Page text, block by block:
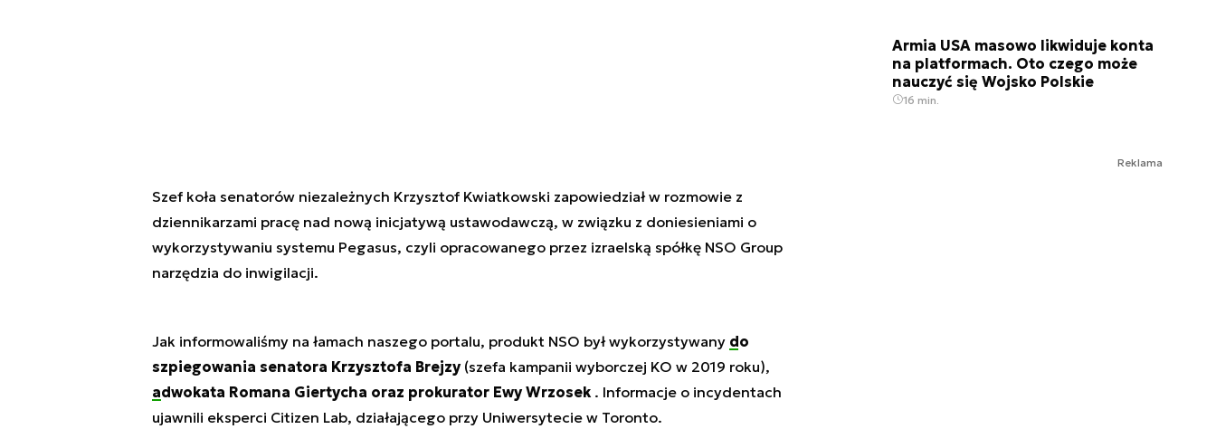
Szef koła senatorów niezależnych Krzysztof Kwiatkowski zapowiedział w rozmowie z
dziennikarzami pracę nad nową inicjatywą ustawodawczą, w związku z doniesieniami o
wykorzystywaniu systemu Pegasus, czyli opracowanego przez izraelską spółkę NSO Group
narzędzia do inwigilacji.
Jak informowaliśmy na łamach naszego portalu, produkt NSO był wykorzystywany do
szpiegowania senatora Krzysztofa Brejzy (szefa kampanii wyborczej KO w 2019 roku),
adwokata Romana Giertycha oraz prokurator Ewy Wrzosek . Informacje o incydentach
ujawnili eksperci Citizen Lab, działającego przy Uniwersytecie w Toronto.
Armia USA masowo likwiduje konta
na platformach. Oto czego może
nauczyć się Wojsko Polskie
16 min.
Reklama